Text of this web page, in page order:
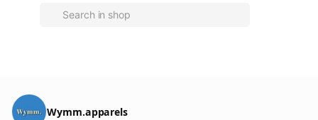
Wymm.apparels